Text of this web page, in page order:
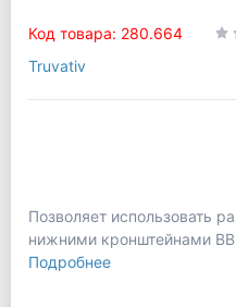
Код товара: 280.664
Truvativ
Позволяет использовать
нижними кронштейнами
Подробнее